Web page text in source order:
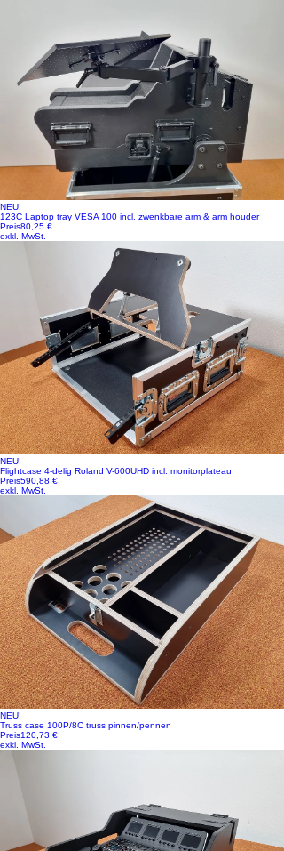
NEU!
123C Laptop tray VESA 100 incl. zwenkbare arm & arm houder
Preis80,25 €
exkl. MwSt.
NEU!
Flightcase 4-delig Roland V-600UHD incl. monitorplateau
Preis590,88 €
exkl. MwSt.
NEU!
Truss case 100P/8C truss pinnen/pennen
Preis120,73 €
exkl. MwSt.